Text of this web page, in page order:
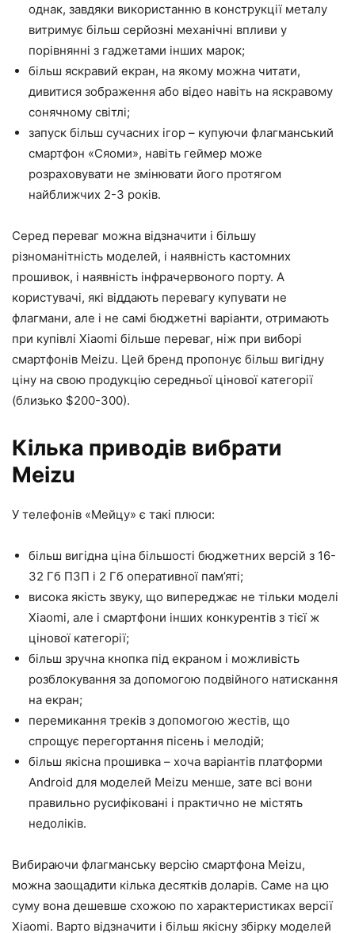
однак, завдяки використанню в конструкції металу
витримує більш серйозні механічні впливи у
порівнянні з гаджетами інших марок;
більш яскравий екран, на якому можна читати,
дивитися зображення або відео навіть на яскравому
сонячному світлі;
запуск більш сучасних ігор – купуючи флагманський
смартфон «Сяоми», навіть геймер може
розраховувати не змінювати його протягом
найближчих 2-3 років.
Серед переваг можна відзначити і більшу
різноманітність моделей, і наявність кастомних
прошивок, і наявність інфрачервоного порту. А
користувачі, які віддають перевагу купувати не
флагмани, але і не самі бюджетні варіанти, отримають
при купівлі Xiaomi більше переваг, ніж при виборі
смартфонів Meizu. Цей бренд пропонує більш вигідну
ціну на свою продукцію середньої цінової категорії
(близько $200-300).
Кілька приводів вибрати
Meizu
У телефонів «Мейцу» є такі плюси:
більш вигідна ціна більшості бюджетних версій з 16-
32 Гб ПЗП і 2 Гб оперативної пам’яті;
висока якість звуку, що випереджає не тільки моделі
Xiaomi, але і смартфони інших конкурентів з тієї ж
цінової категорії;
більш зручна кнопка під екраном і можливість
розблокування за допомогою подвійного натискання
на екран;
перемикання треків з допомогою жестів, що
спрощує перегортання пісень і мелодій;
більш якісна прошивка – хоча варіантів платформи
Android для моделей Meizu менше, зате всі вони
правильно русифіковані і практично не містять
недоліків.
Вибираючи флагманську версію смартфона Meizu,
можна заощадити кілька десятків доларів. Саме на цю
суму вона дешевше схожою по характеристиках версії
Xiaomi. Варто відзначити і більш якісну збірку моделей